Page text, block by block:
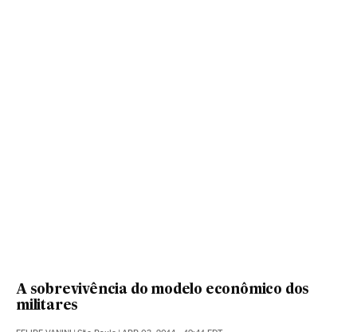
A sobrevivência do modelo econômico dos
militares